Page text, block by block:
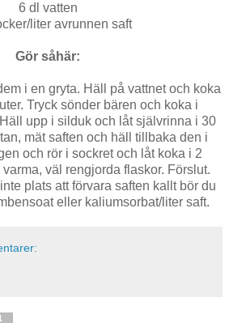
6 dl vatten
liter avrunnen saft
Gör såhär:
i en gryta. Häll på vattnet och koka
Tryck sönder bären och koka i
upp i silduk och låt självrinna i 30
mät saften och häll tillbaka den i
och rör i sockret och låt koka i 2
väl rengjorda flaskor. Förslut.
plats att förvara saften kallt bör du
eller kaliumsorbat/liter saft.